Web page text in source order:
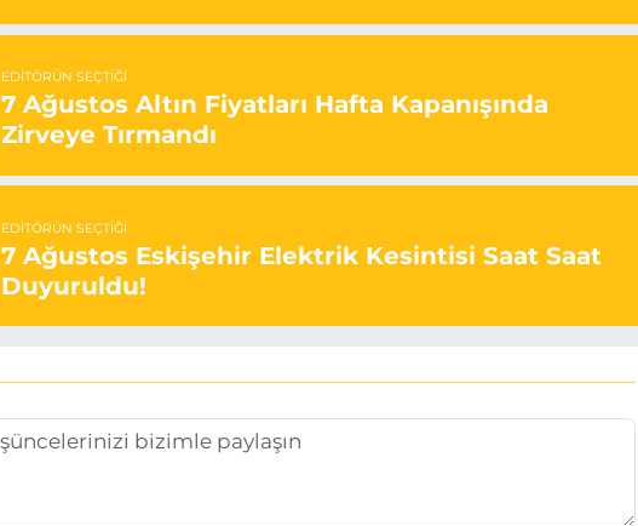
EDITÖRÜN SEÇTIĞI
7 Ağustos Altın Fiyatları Hafta Kapanışında
Zirveye Tırmandı
EDITÖRÜN SEÇTIĞI
7 Ağustos Eskişehir Elektrik Kesintisi Saat Saat
Duyuruldu!